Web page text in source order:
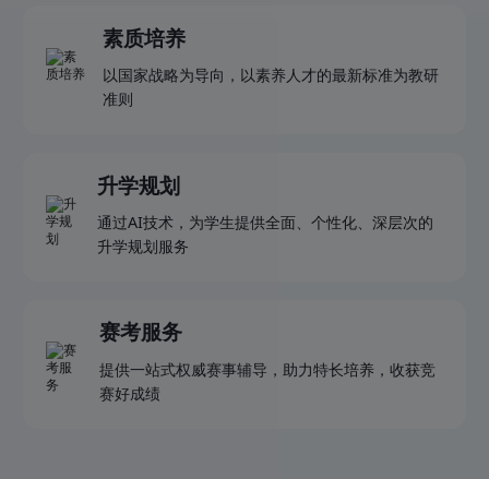
素质培养
以国家战略为导向，以素养人才的最新标准为教研
准则
升学规划
通过AI技术，为学生提供全面、个性化、深层次的
升学规划服务
赛考服务
提供一站式权威赛事辅导，助力特长培养，收获竞
赛好成绩